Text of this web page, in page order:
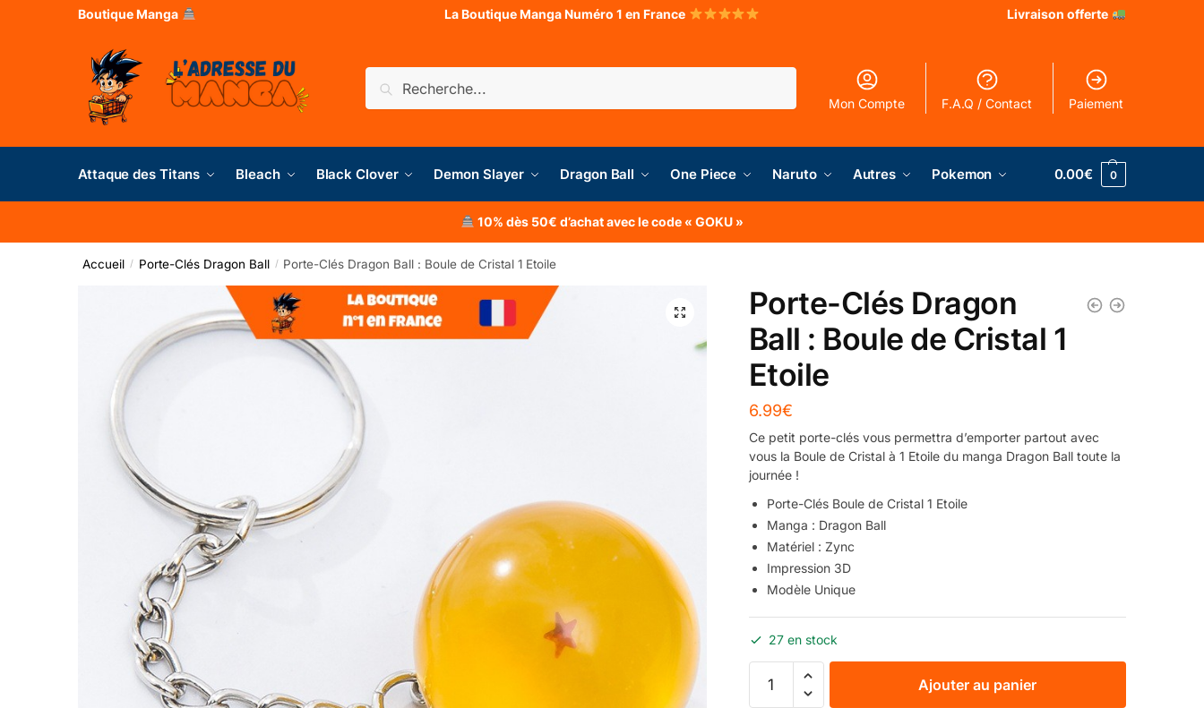
Boutique Manga La Boutique Manga Numéro 1 en France Livraison offerte
Mon Compte F.A.Q / Contact Paiement
Attaque des Titans Bleach Black Clover Demon Slayer Dragon Ball One Piece Naruto Autres Pokemon 0.00€ 0
10% dès 50€ d’achat avec le code « GOKU »
Accueil / Porte-Clés Dragon Ball / Porte-Clés Dragon Ball : Boule de Cristal 1 Etoile
Porte-Clés Dragon
Ball : Boule de Cristal 1
Etoile
6.99€
Ce petit porte-clés vous permettra d’emporter partout avec
vous la Boule de Cristal à 1 Etoile du manga Dragon Ball toute la
journée !
Porte-Clés Boule de Cristal 1 Etoile
Manga : Dragon Ball
Matériel : Zync
Impression 3D
Modèle Unique
27 en stock
Ajouter au panier